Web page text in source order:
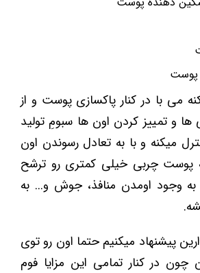
پوست
می با در کنار پاکسازی پوست و از
و تمییز کردن اون ها سبومِ تولید
میکنه و با به تعادل رسوندن اون
چربی خیلی کمتری رو ترشح
به وجود اومدن منافذ، جوش و... به
پیشنهاد میکنیم حتما اون رو توی
چون در کنار تمامی این مزایا فوم